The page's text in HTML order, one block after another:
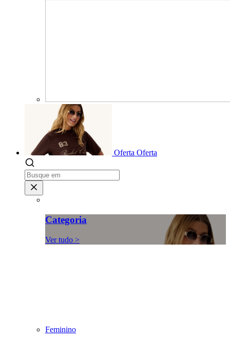
Oferta Oferta
Categoria
Ver tudo >
Feminino